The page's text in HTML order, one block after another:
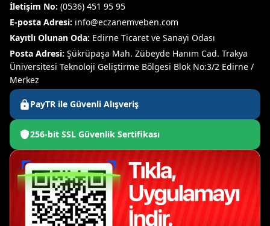
İletişim No: (0536) 451 95 95
E-posta Adresi: info@eczanemveben.com
Kayıtlı Olunan Oda: Edirne Ticaret ve Sanayi Odası
Posta Adresi: Şükrüpaşa Mah. Zübeyde Hanım Cad. Trakya
Üniversitesi Teknoloji Geliştirme Bölgesi Blok No:3/2 Edirne /
Merkez
PayTR ile Güvenli Alışveriş
256-bit SSL Güvenlik Sertifikası